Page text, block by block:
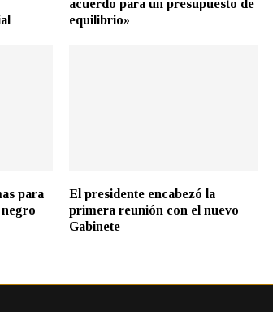
acuerdo para un presupuesto de
equilibrio»
para
El presidente encabezó la
primera reunión con el nuevo
Gabinete